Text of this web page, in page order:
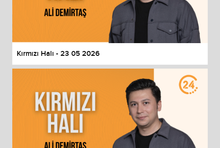
Kırmızı Halı - 23 05 2026